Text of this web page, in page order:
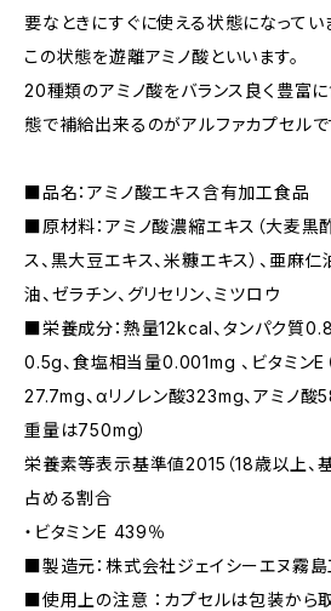
要なときにすぐに使える状態になってい
この状態を遊離アミノ酸といいます。
20種類のアミノ酸をバランス良く豊富
態で補給出来るのがアルファカプセルで
■品名：アミノ酸エキス含有加工食品
■原材料：アミノ酸濃縮エキス（大麦黒
ス、黒大豆エキス、米糠エキス）、亜麻
油、ゼラチン、グリセリン、ミツロウ
■栄養成分：熱量12kcal、タンパク質
0.5g、食塩相当量0.001mg 、ビタミンE
27.7mg、αリノレン酸323mg、アミノ酸
重量は750mg）
栄養素等表示基準値2015（18歳以上
占める割合
・ビタミンE 439％
■製造元：株式会社ジェイシーエヌ霧島
■使用上の注意 ：カプセルは包装から